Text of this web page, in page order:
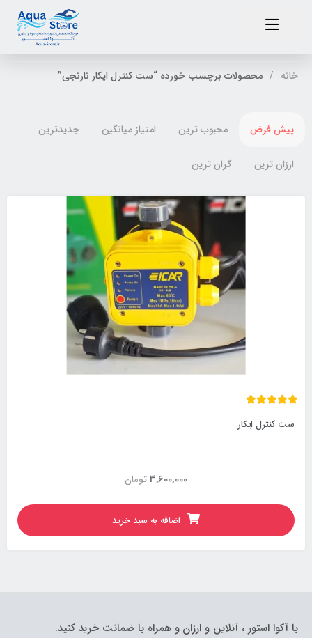
خانه محصولات برچسب خورده “ست کنترل ایکار نارنجی”
پیش فرض محبوب ترین امتیاز میانگین جدیدترین
ارزان ترین گران ترین
ست کنترل ایکار
تومان3,600,000
اضافه به سبد خرید
با آکوا استور ، آنلاین و ارزان و همراه با ضمانت خرید کنید.